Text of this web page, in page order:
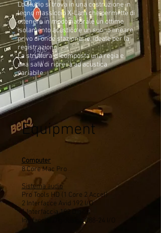
Lo studio si trova in una costruzione in
legno massiccio X-Lam che permette di
ottenere in modo naturale un ottimo
isolamento acustico e un suono lineare
privo di onde stazionarie, ideale per la
registrazione.
La struttura e' composta una regia e
una sala di ripresa ad acustica
variabile.
Equipment
Computer
8 Core Mac Pro
Sistema audio
Pro Tools HD (1 Core 2 Accel)
2 Interfacce Avid 192 I/O
1 Interfaccia 192 Digital
Intrfaccia Digidesign 888-24 I/O